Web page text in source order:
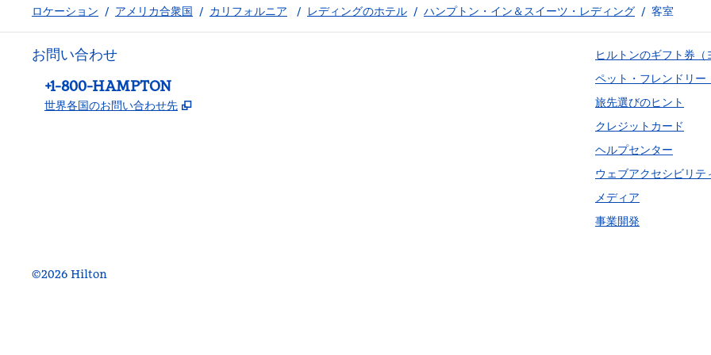
ロケーション / アメリカ合衆国 / カリフォルニア / レディングのホテル / ハンプトン・イン＆スイーツ・レディング / 客室
お問い合わせ
電話：
+1-800-HAMPTON
世界各国のお問い合わせ先 ,
ヒルトンのギフト券（
ペット・フレンドリー
旅先選びのヒント
クレジットカード
ヘルプセンター
ウェブアクセシビリテ
メディア
事業開発
©2026 Hilton